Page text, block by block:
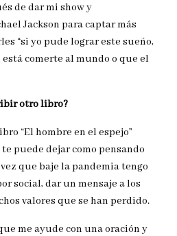
de dar mi show y
Jackson para captar más
“si yo pude lograr este sueño,
comerte al mundo o que el
otro libro?
“El hombre en el espejo”
puede dejar como pensando
que baje la pandemia tengo
social, dar un mensaje a los
valores que se han perdido.
me ayude con una oración y